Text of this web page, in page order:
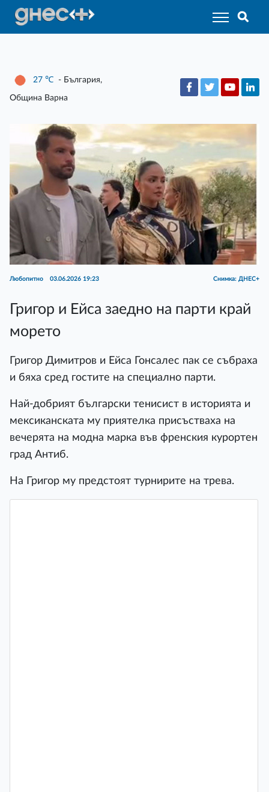
27 ℃ - България,
Община Варна
Любопитно 03.06.2026 19:23 Снимка: ДНЕС+
Григор и Ейса заедно на парти край
морето
Григор Димитров и Ейса Гонсалес пак се събраха
и бяха сред гостите на специално парти.
Най-добрият български тенисист в историята и
мексиканската му приятелка присъстваха на
вечерята на модна марка във френския курортен
град Антиб.
На Григор му предстоят турнирите на трева.